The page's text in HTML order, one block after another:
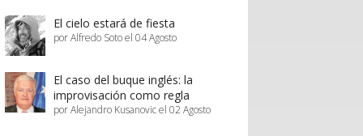
El cielo estará de fiesta
por Alfredo Soto el 04 Agosto
El caso del buque inglés: la
improvisación como regla
por Alejandro Kusanovic el 02 Agosto